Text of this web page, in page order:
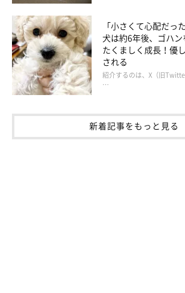
「小さくて心配だっ
犬は約6年後、ゴハ
たくましく成長！優
される
紹介するのは、X（旧
…
新着記事をもっと見る